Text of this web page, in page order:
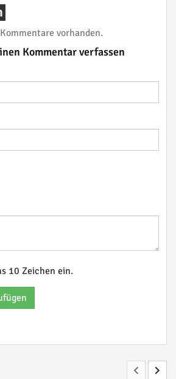
vorhanden.
Kommentar verfassen
10 Zeichen ein.